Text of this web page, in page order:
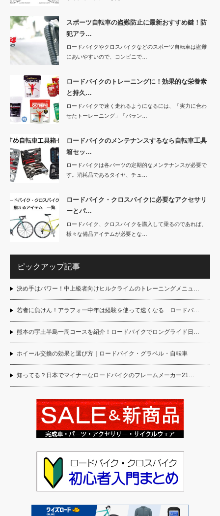
スポーツ自転車の盗難防止に最新おすすめ鍵！防
犯アラ…
ロードバイクやクロスバイクなどのスポーツ自転車は盗難
にあいやすいので、コンビニで…
ロードバイクのトレーニングに！効果的な栄養素
と持久…
ロードバイクで速く走れるようになるには、「実力に合わ
せたトーレーニング」「バラン…
ロードバイクのメンテナンスするなら自転車工具
箱セッ…
ロードバイクは各パーツの定期的なメンテナンスが必要で
す。消耗品であるタイヤ、チュ…
ロードバイク・クロスバイクに必要なアクセサリ
ーとパ…
ロードバイク、クロスバイクを購入して乗るのであれば、
様々な備品アイテムが必要とな…
ピックアップ記事
決め手はパワー！中上級者向けヒルクライムのトレーニングメニュ…
若者に負けん！アラフォー中年は経験を使って速くなる ロードバ…
熊本の宇土半島一周コースを紹介！ロードバイクでロングライド日…
ホイール交換の効果と選び方｜ロードバイク・グラベル・自転車
知ってる？日本でマイナーなロードバイクのフレームメーカー21…